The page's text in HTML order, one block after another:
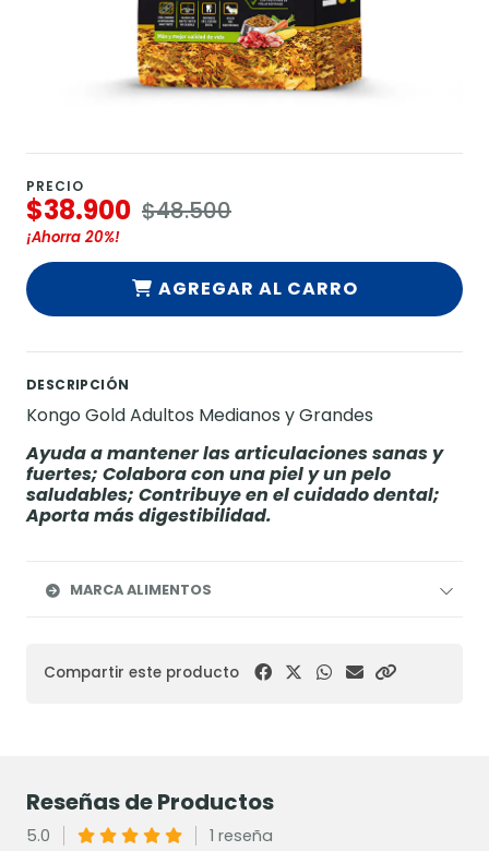
PRECIO
$38.900 $48.500
¡Ahorra 20%!
AGREGAR AL CARRO
DESCRIPCIÓN
Kongo Gold Adultos Medianos y Grandes
Ayuda a mantener las articulaciones sanas y
fuertes; Colabora con una piel y un pelo
saludables; Contribuye en el cuidado dental;
Aporta más digestibilidad.
MARCA ALIMENTOS
Compartir este producto
Reseñas de Productos
5.0 1 reseña